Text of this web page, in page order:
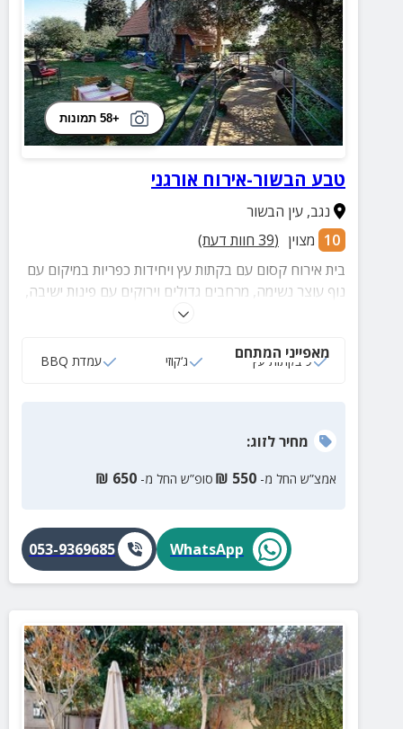
+58 תמונות
טבע הבשור-אירוח אורגני
נגב,עין הבשור
10 מצוין (
39 חוות דעת)
בית אירוח קסום עם בקתות עץ ויחידות כפריות במיקום עם
נוף עוצר נשימה, מרחבים גדולים וירוקים עם פינות ישיבה,
מאפייני המתחם
9 בקתות עץ ג‘קוזי עמדת BBQ
מחירלזוג:
אמצ”ש החל מ- 550
₪ סופ”ש החל מ- 650
₪
WhatsApp
053-9369685